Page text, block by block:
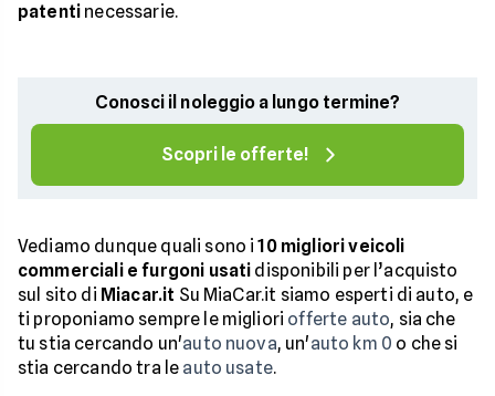
patenti necessarie.
Conosci il noleggio a lungo termine?
Scopri le offerte!
Vediamo dunque quali sono i10 migliori veicoli
commerciali e furgoni usati disponibili per l’acquisto
sul sito di Miacar.it Su MiaCar.it siamo esperti di auto, e
ti proponiamo sempre le migliori offerte auto, sia che
tu stia cercando un'auto nuova, un'auto km 0 o che si
stia cercando tra le auto usate.